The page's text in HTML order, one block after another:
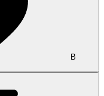
В